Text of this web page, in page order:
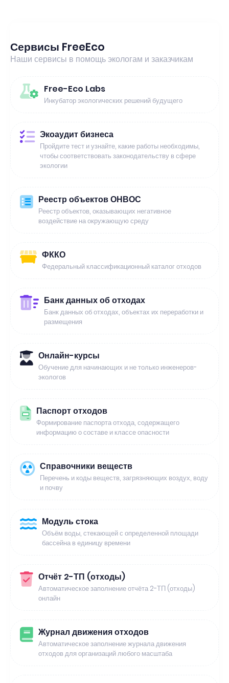
Сервисы FreeEco
Наши сервисы в помощь экологам и заказчикам
Free-Eco Labs
Инкубатор экологических решений будущего
Экоаудит бизнеса
Пройдите тест и узнайте, какие работы необходимы,
чтобы соответствовать законодательству в сфере
экологии
Реестр объектов ОНВОС
Реестр объектов, оказывающих негативное
воздействие на окружающую среду
ФККО
Федеральный классификационный каталог отходов
Банк данных об отходах
Банк данных об отходах, объектах их переработки и
размещения
Онлайн-курсы
Обучение для начинающих и не только инженеров-
экологов
Паспорт отходов
Формирование паспорта отхода, содержащего
информацию о составе и классе опасности
Справочники веществ
Перечень и коды веществ, загрязняющих воздух, воду
и почву
Модуль стока
Объём воды, стекающей с определенной площади
бассейна в единицу времени
Отчёт 2-ТП (отходы)
Автоматическое заполнение отчёта 2-ТП (отходы)
онлайн
Журнал движения отходов
Автоматическое заполнение журнала движения
отходов для организаций любого масштаба